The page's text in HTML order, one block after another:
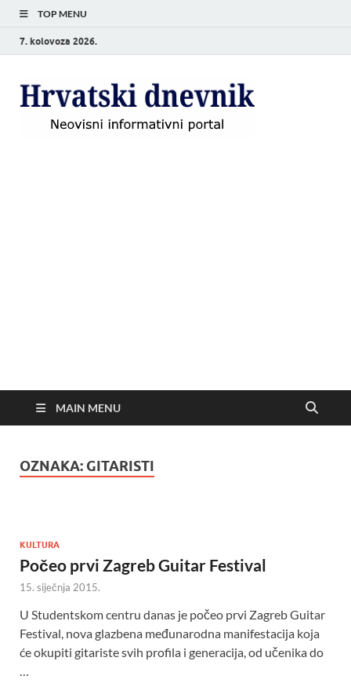
TOP MENU
7. kolovoza 2026.
MAIN MENU
OZNAKA: GITARISTI
KULTURA
Počeo prvi Zagreb Guitar Festival
15. siječnja 2015.
U Studentskom centru danas je počeo prvi Zagreb Guitar
Festival, nova glazbena međunarodna manifestacija koja
će okupiti gitariste svih profila i generacija, od učenika do